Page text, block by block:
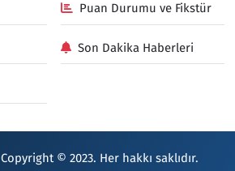
Puan Durumu ve Fikstür
Son Dakika Haberleri
Copyright © 2023. Her hakkı saklıdır.